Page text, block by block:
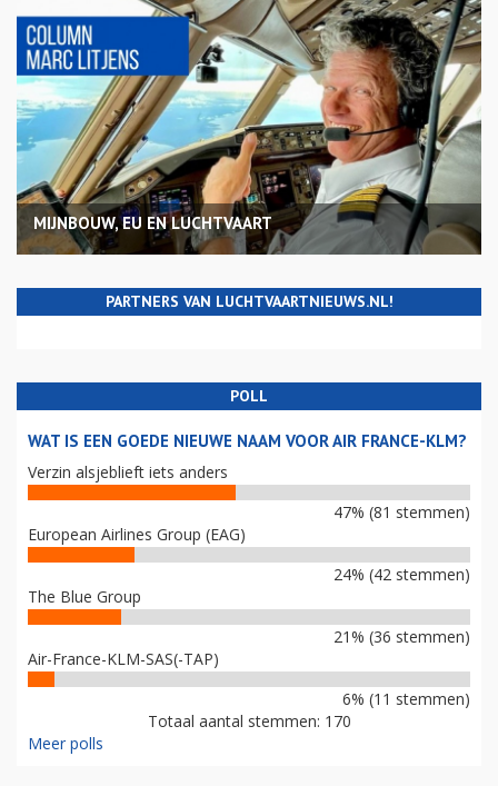
MIJNBOUW, EU EN LUCHTVAART
PARTNERS VAN LUCHTVAARTNIEUWS.NL!
POLL
WAT IS EEN GOEDE NIEUWE NAAM VOOR AIR FRANCE-KLM?
Verzin alsjeblieft iets anders
47% (81 stemmen)
European Airlines Group (EAG)
24% (42 stemmen)
The Blue Group
21% (36 stemmen)
Air-France-KLM-SAS(-TAP)
6% (11 stemmen)
Totaal aantal stemmen: 170
Meer polls